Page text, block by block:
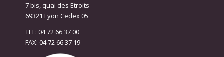
7 bis, quai des Etroits
69321 Lyon Cedex 05
TEL: 04 72 66 37 00
FAX: 04 72 66 37 19